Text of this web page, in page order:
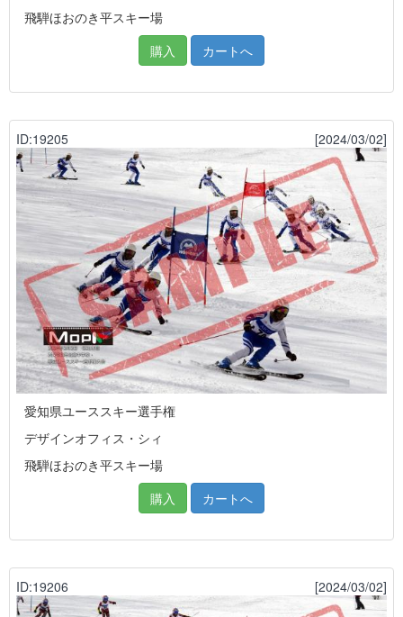
飛騨ほおのき平スキー場
購入
カートへ
ID:19205 [2024/03/02]
愛知県ユーススキー選手権
デザインオフィス・シィ
飛騨ほおのき平スキー場
購入
カートへ
ID:19206 [2024/03/02]